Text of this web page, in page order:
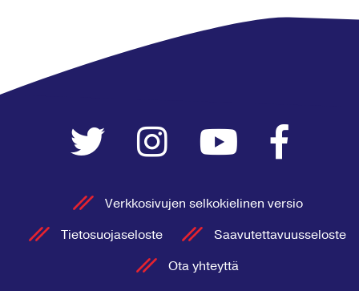
Verkkosivujen selkokielinen versio
Tietosuojaseloste
Saavutettavuusseloste
Ota yhteyttä